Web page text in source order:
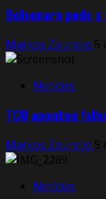
Bolsonaro pede
Markos Zaurelio 5
Notícias
TCU apontou
Markos Zaurelio 5
Notícias